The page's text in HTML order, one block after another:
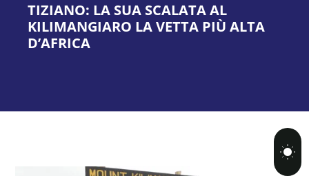
TIZIANO: LA SUA SCALATA AL
KILIMANGIARO LA VETTA PIÙ ALTA
D’AFRICA